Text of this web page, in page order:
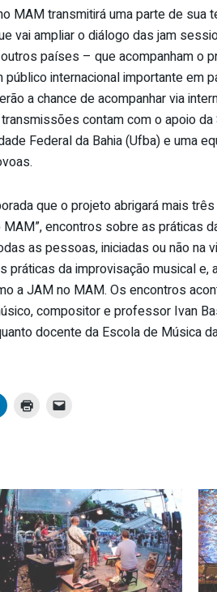
MAM transmitirá uma parte de sua
vai ampliar o diálogo das jam
países – que acompanham o
internacional importante em
a chance de acompanhar via
contam com o apoio
Federal da Bahia (Ufba) e uma
que o projeto abrigará mais
encontros sobre as práticas
as pessoas, iniciadas ou não na
da improvisação musical e,
a JAM no MAM. Os encontros
compositor e professor Ivan
docente da Escola de Música